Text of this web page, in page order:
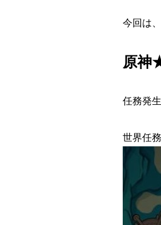
今回は
原神
任務発
世界任